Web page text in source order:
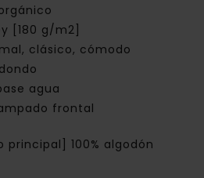
[180 g/m2]
clásico, cómodo
agua
frontal
principal] 100% algodón